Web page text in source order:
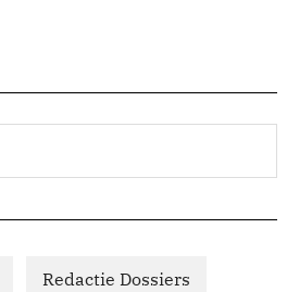
Redactie Dossiers